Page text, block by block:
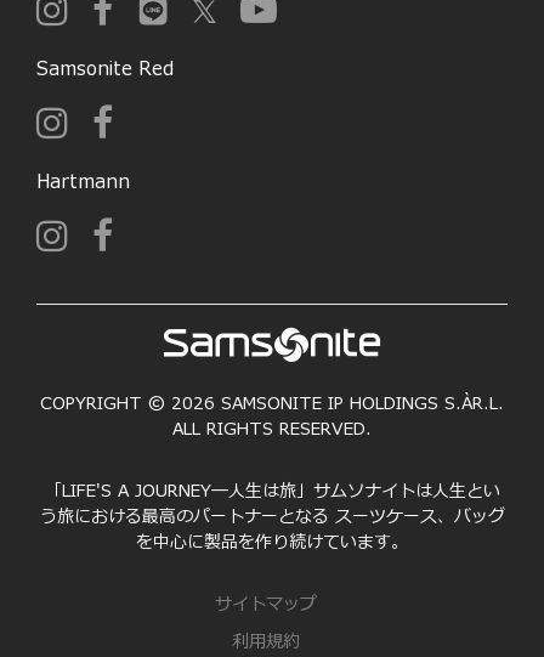
Samsonite Red
Hartmann
COPYRIGHT © 2026 SAMSONITE IP HOLDINGS S.ÀR.L.
ALL RIGHTS RESERVED.
「LIFE'S A JOURNEY―人生は旅」サムソナイトは人生とい
う旅における最高のパートナーとなる スーツケース、バッグ
を中心に製品を作り続けています。
サイトマップ
利用規約